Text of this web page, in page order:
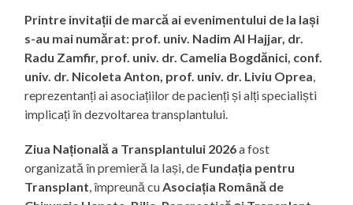
Printre invitații de marcă ai evenimentului de la Iași
s-au mai numărat: prof. univ. Nadim Al Hajjar, dr.
Radu Zamfir, prof. univ. dr. Camelia Bogdănici, conf.
univ. dr. Nicoleta Anton, prof. univ. dr. Liviu Oprea,
reprezentanți ai asociațiilor de pacienți și alți specialiști
implicați în dezvoltarea transplantului.
Ziua Națională a Transplantului 2026a fost
organizată în premieră la Iași, de Fundația pentru
Transplant, împreună cuAsociația Română de